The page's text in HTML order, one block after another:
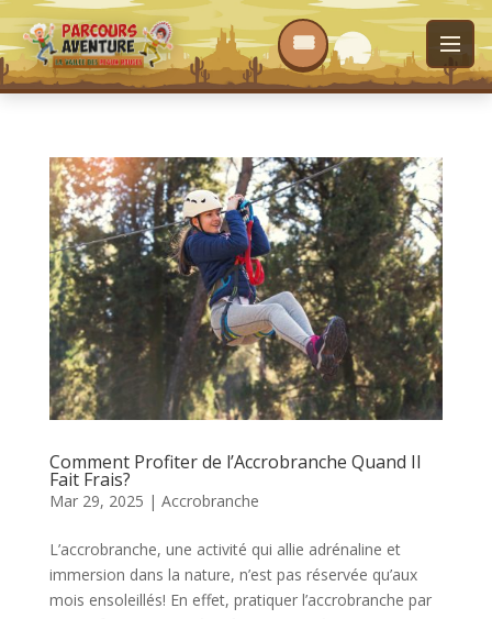
Comment Profiter de l’Accrobranche Quand Il
Fait Frais?
Mar 29, 2025 | Accrobranche
L’accrobranche, une activité qui allie adrénaline et
immersion dans la nature, n’est pas réservée qu’aux
mois ensoleillés! En effet, pratiquer l’accrobranche par